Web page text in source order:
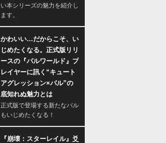
い本シリーズの魅力を紹介し
ます。
かわいい…だからこそ、い
じめたくなる。正式版リリ
ースの『パルワールド』プ
レイヤーに訊く“キュート
アグレッション×パル”の
底知れぬ魅力とは
正式版で登場する新たなパル
もいじめたくなる！
『崩壊：スターレイル』爻